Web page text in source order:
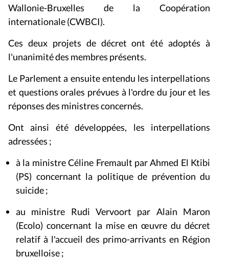
Wallonie-Bruxelles de la Coopération
internationale (CWBCI).
Ces deux projets de décret ont été adoptés à
l'unanimité des membres présents.
Le Parlement a ensuite entendu les interpellations
et questions orales prévues à l'ordre du jour et les
réponses des ministres concernés.
Ont ainsi été développées, les interpellations
adressées ;
à la ministre Céline Fremault par Ahmed El Ktibi
(PS) concernant la politique de prévention du
suicide ;
au ministre Rudi Vervoort par Alain Maron
(Ecolo) concernant la mise en œuvre du décret
relatif à l'accueil des primo-arrivants en Région
bruxelloise ;